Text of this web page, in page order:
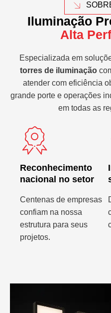
Iluminação
Alta
Especializada em
torres de iluminação
atender com eficiência
grande porte e operações
em todas as
Reconhecimento
nacional no setor
Centenas de empresas
confiam na nossa
estrutura para seus
projetos.